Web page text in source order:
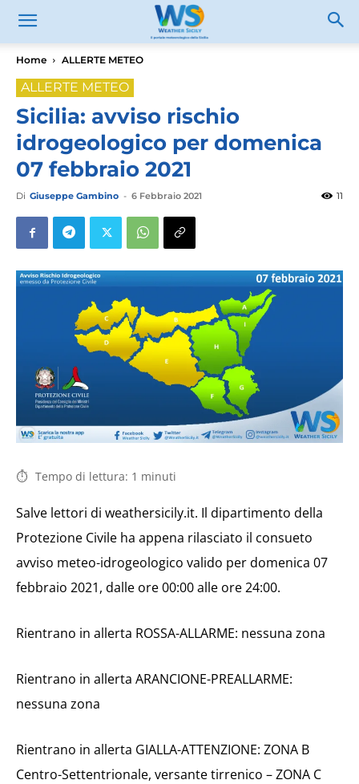
Home ALLERTE METEO
ALLERTE METEO
Sicilia: avviso rischio
idrogeologico per domenica
07 febbraio 2021
Di Giuseppe Gambino - 6 Febbraio 2021 11
Tempo di lettura: 1 minuti
Salve lettori di weathersicily.it. Il dipartimento della
Protezione Civile ha appena rilasciato il consueto
avviso meteo-idrogeologico valido per domenica 07
febbraio 2021, dalle ore 00:00 alle ore 24:00.
Rientrano in allerta ROSSA-ALLARME: nessuna zona
Rientrano in allerta ARANCIONE-PREALLARME:
nessuna zona
Rientrano in allerta GIALLA-ATTENZIONE: ZONA B
Centro-Settentrionale, versante tirrenico – ZONA C